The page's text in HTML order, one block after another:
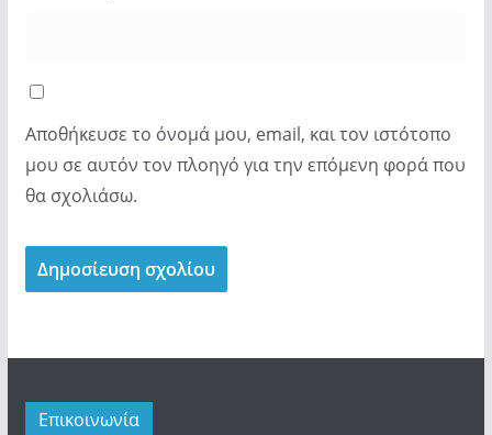
Αποθήκευσε το όνομά μου, email, και τον ιστότοπο
μου σε αυτόν τον πλοηγό για την επόμενη φορά που
θα σχολιάσω.
Επικοινωνία